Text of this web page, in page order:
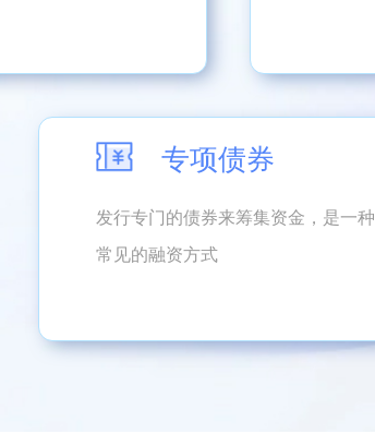
专项债券
发行专门的债券来筹集资金，是一种
常见的融资方式